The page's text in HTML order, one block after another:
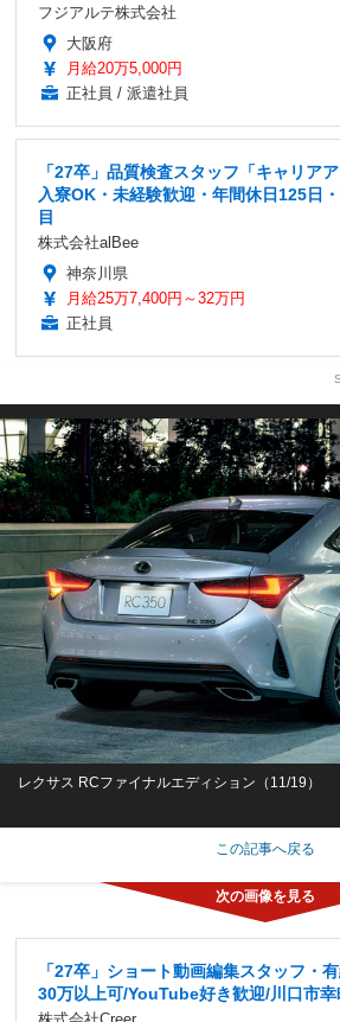
フジアルテ株式会社
大阪府
月給20万5,000円
正社員 / 派遣社員
「27卒」品質検査スタッフ「キャリア
入寮OK・未経験歓迎・年間休日125日
目
株式会社alBee
神奈川県
月給25万7,400円～32万円
正社員
レクサス RCファイナルエディション（11/19）
この記事へ戻る
「27卒」ショート動画編集スタッフ・
30万以上可/YouTube好き歓迎/川口市幸